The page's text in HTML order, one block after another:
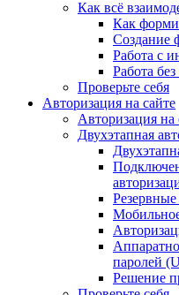
Как всё
Как
Создание
Работа с
Работа
Проверьте себя
Авторизация на сайте
Авторизация на
Двухэтапная
паролей
Решение